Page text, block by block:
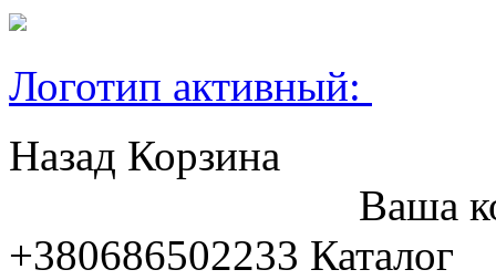
Логотип активный:
Назад Корзина
Ваша
+380686502233 Каталог